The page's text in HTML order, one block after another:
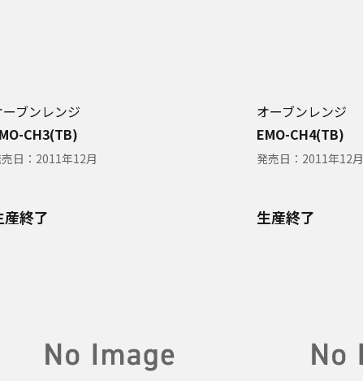
ーブンレンジ
CH3(TB)
日： 2011年12月
オーブンレンジ
EMO-CH4(TB)
発売日： 2011年12月
産終了 生産終了